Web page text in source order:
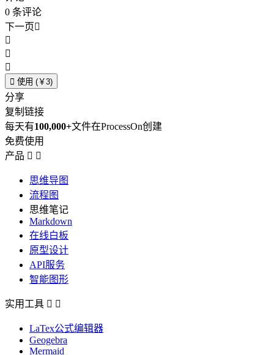
0 条评论
下一页



 使用 (￥3)
分享
复制链接
每天有100,000+文件在ProcessOn创建
免费使用
产品  
思维导图
流程图
思维笔记
Markdown
在线白板
原型设计
API服务
智能图形
实用工具  
LaTex公式编辑器
Geogebra
Mermaid